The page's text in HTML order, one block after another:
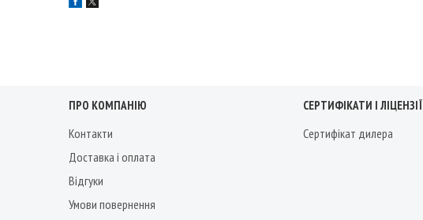
ПРО КОМПАНІЮ
Контакти
Доставка і оплата
Відгуки
Умови повернення
СЕРТИФІКАТИ І ЛІЦЕНЗІЇ
Сертифікат дилера